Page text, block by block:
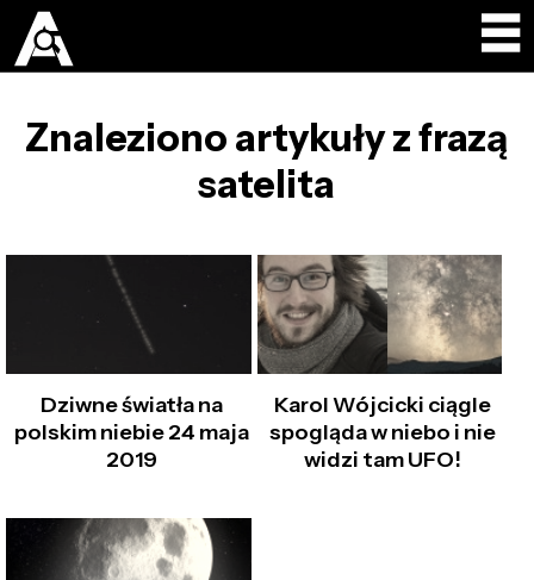
Znaleziono artykuły z frazą
satelita
Dziwne światła na
polskim niebie 24 maja
2019
Karol Wójcicki ciągle
spogląda w niebo i nie
widzi tam UFO!